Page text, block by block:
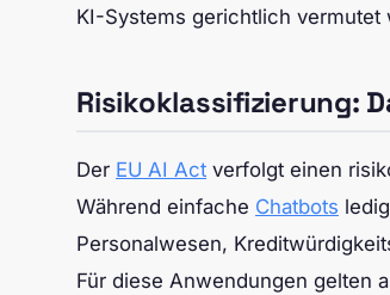
KI-Systems gerichtlich
Risikoklassifizierung:
Der EU AI Act verfolgt einen
Während einfache Chatbots
Personalwesen,
Für diese Anwendungen gelten